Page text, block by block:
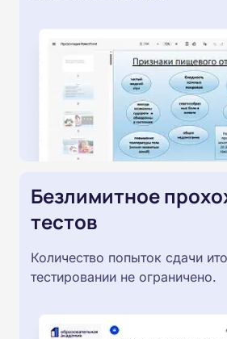
Безлимитное
тестов
Количество попыток сдачи
тестировании не ограничено.